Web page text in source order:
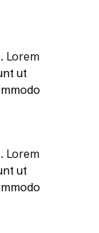
Lorem
ut
Lorem
ut